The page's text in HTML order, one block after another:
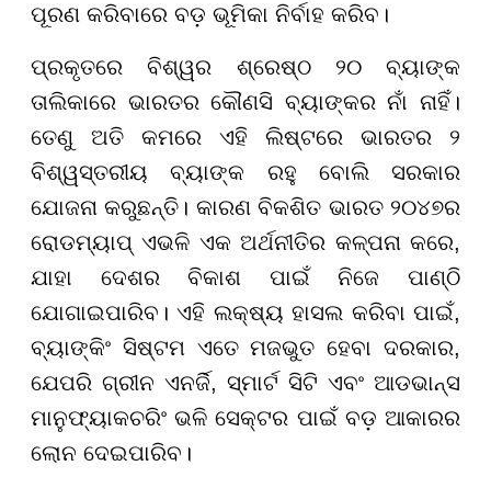
ପୂରଣ କରିବାରେ ବଡ଼ ଭୂମିକା ନିର୍ବାହ କରିବ।
ପ୍ରକୃତରେ ବିଶ୍ୱର ଶ୍ରେଷ୍ଠ ୨୦ ବ୍ୟାଙ୍କ
ତାଲିକାରେ ଭାରତର କୌଣସି ବ୍ୟାଙ୍କର ନାଁ ନାହିଁ।
ତେଣୁ ଅତି କମରେ ଏହି ଲିଷ୍ଟରେ ଭାରତର ୨
ବିଶ୍ୱସ୍ତରୀୟ ବ୍ୟାଙ୍କ ରହୁ ବୋଲି ସରକାର
ଯୋଜନା କରୁଛନ୍ତି। କାରଣ ବିକଶିତ ଭାରତ ୨୦୪୭ର
ରୋଡମ୍ୟାପ୍ ଏଭଳି ଏକ ଅର୍ଥନୀତିର କଳ୍ପନା କରେ,
ଯାହା ଦେଶର ବିକାଶ ପାଇଁ ନିଜେ ପାଣ୍ଠି
ଯୋଗାଇପାରିବ। ଏହି ଲକ୍ଷ୍ୟ ହାସଲ କରିବା ପାଇଁ,
ବ୍ୟାଙ୍କିଂ ସିଷ୍ଟମ ଏତେ ମଜଭୁତ ହେବା ଦରକାର,
ଯେପରି ଗ୍ରୀନ ଏନର୍ଜି, ସ୍ମାର୍ଟ ସିଟି ଏବଂ ଆଡଭାନ୍ସ
ମାନୁଫ୍ୟାକଚରିଂ ଭଳି ସେକ୍ଟର ପାଇଁ ବଡ଼ ଆକାରର
ଲୋନ ଦେଇପାରିବ।